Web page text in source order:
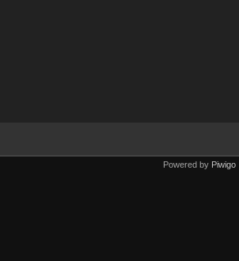
Powered by Piwigo